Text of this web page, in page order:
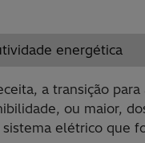
energética
a transição para
ou maior,
elétrico que